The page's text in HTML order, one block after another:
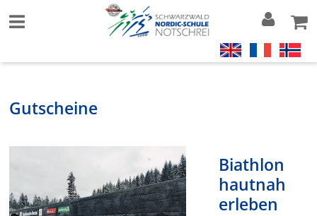
Gutscheine
Biathlon
hautnah
erleben